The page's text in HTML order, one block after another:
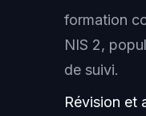
formation
NIS 2,
de suivi.
Révision et